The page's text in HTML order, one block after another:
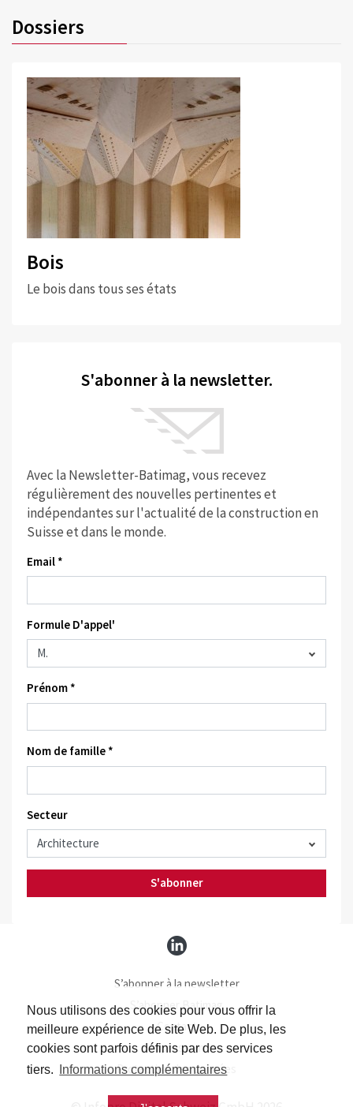
Nous utilisons des cookies pour vous offrir la
meilleure expérience de site Web. De plus, les
cookies sont parfois définis par des services
tiers.
Informations complémentaires
Dossiers
Bois
Le bois dans tous ses états
S'abonner à la newsletter.
Avec la Newsletter-Batimag, vous recevez
régulièrement des nouvelles pertinentes et
indépendantes sur l'actualité de la construction en
Suisse et dans le monde.
Email *
Formule D'appel'
Prénom *
Nom de famille *
Secteur
S'abonner
S’abonner à la newsletter
S’abonner Batimag
Contact
Impressum
Protection des données